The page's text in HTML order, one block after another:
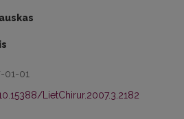
01-01
LietChirur.2007.3.2182